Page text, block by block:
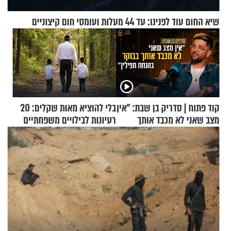
שיא החום עוד לפנינו: עד 44 מעלות ועומסי חום קיצוניים
קוד פתוח | סדריק בן שבת: "אין
מצב שאני לא מכבד אותך
בבוקר בהנחת תפילין"
בלי להוציא מאות שקלים: 20
רעיונות לבילויים משפחתיים
כמעט בחינם